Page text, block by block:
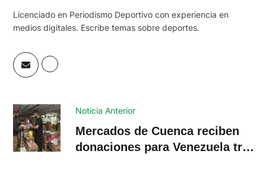
Licenciado en Periodismo Deportivo con experiencia en
medios digitales. Escribe temas sobre deportes.
Noticia Anterior
Mercados de Cuenca reciben
donaciones para Venezuela tras